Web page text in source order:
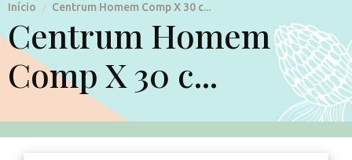
Início / Centrum Homem Comp X 30 c...
Centrum Homem
Comp X 30 c...